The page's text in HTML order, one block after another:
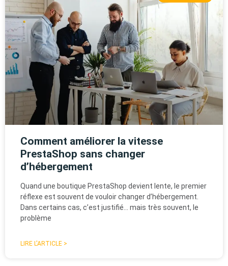
Comment améliorer la vitesse
PrestaShop sans changer
d’hébergement
Quand une boutique PrestaShop devient lente, le premier
réflexe est souvent de vouloir changer d’hébergement.
Dans certains cas, c’est justifié… mais très souvent, le
problème
LIRE L'ARTICLE >